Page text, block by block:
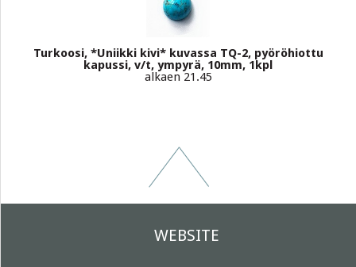
Turkoosi, *Uniikki kivi* kuvassa TQ-2, pyöröhiottu
kapussi, v/t, ympyrä, 10mm, 1kpl
alkaen 21.45
WEBSITE